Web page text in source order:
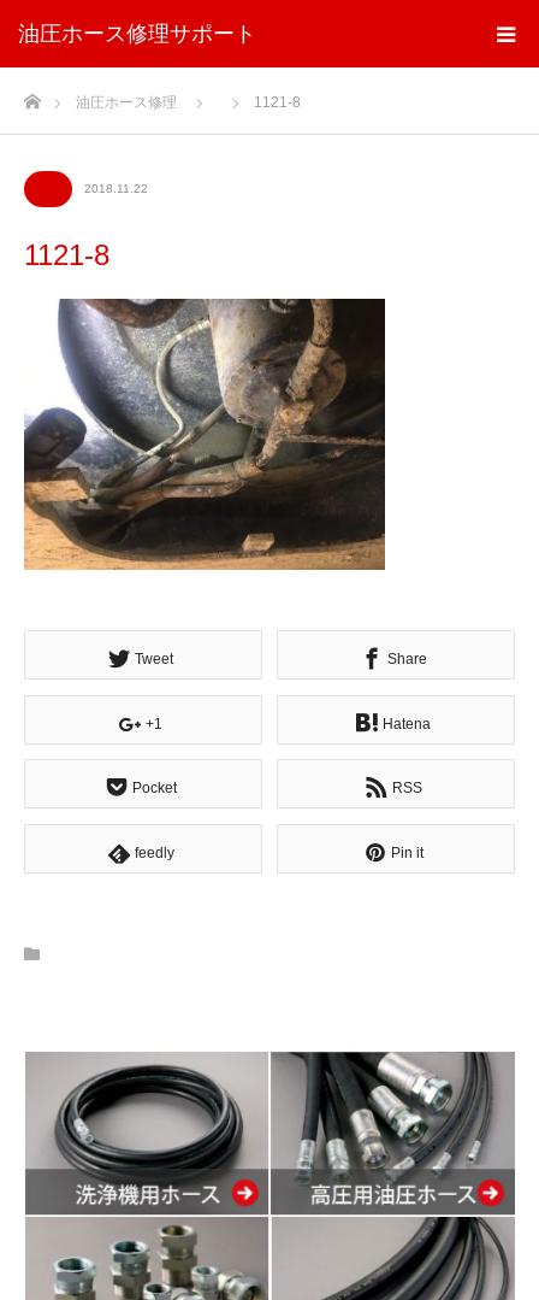
油圧ホース修理サポート
ホーム油圧ホース修理 1121-8
2018.11.22
1121-8
Tweet Share
+1 Hatena
Pocket RSS
feedly Pin it